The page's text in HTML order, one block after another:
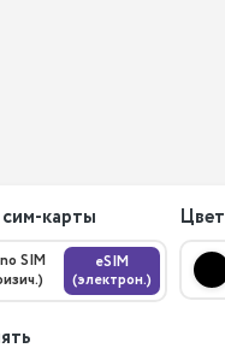
карты
SIM
eSIM
(электрон.)
Цвет